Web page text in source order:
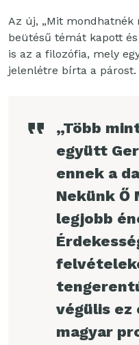
Az új, „Mit mondhatnék
beütésű témát kapott
is az a filozófia, mely
jelenlétre bírta a párost.
„Több
együtt
ennek a
Nekünk Ő
legjobb
végülis ez
magyar